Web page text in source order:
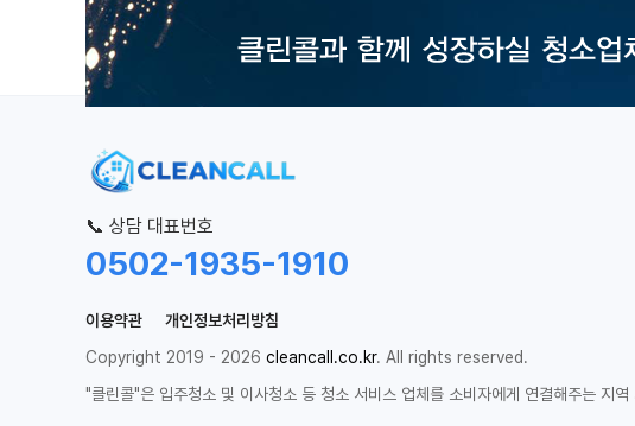
📞 상담 대표번호
0502-1935-1910
이용약관
개인정보처리방침
Copyright 2019 - 2026 cleancall.co.kr. All rights reserved.
"클린콜"은 입주청소 및 이사청소 등 청소 서비스 업체를 소비자에게 연결해주는 지